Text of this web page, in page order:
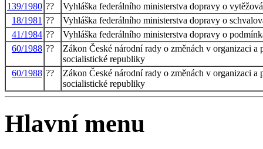
139/1980 ??
Vyhláška federálního ministerstva dopravy o
18/1981 ??
Vyhláška federálního ministerstva dopravy o
41/1984 ??
Vyhláška federálního ministerstva dopravy o
60/1988 ??
Zákon České národní rady o změnách v organizaci
socialistické republiky
60/1988 ??
Zákon České národní rady o změnách v organizaci
socialistické republiky
Hlavní menu